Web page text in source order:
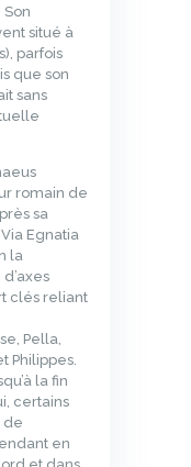
Son
situé à
parfois
que son
sans
romain de
sa
Egnatia
la
clés reliant
Pella,
Philippes.
la fin
certains
de
en